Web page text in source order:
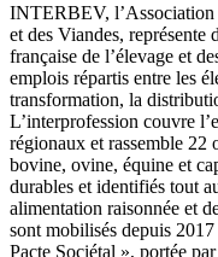
INTERBEV, l’Association
et des Viandes, représente
française de l’élevage et
emplois répartis entre les
transformation, la
L’interprofession couvre
régionaux et rassemble 22
bovine, ovine, équine et
durables et identifiés tout
alimentation raisonnée et
sont mobilisés depuis
Pacte Sociétal », portée